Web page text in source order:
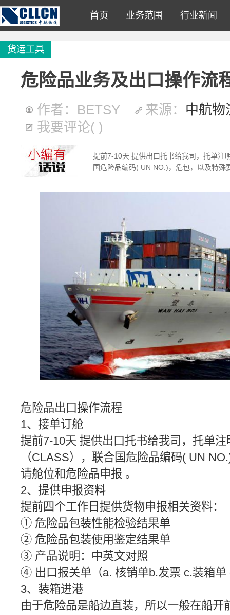
首页 业务范围 行业新闻
货运工具
危险品业务及出口操作流
作者：BETSY 来源： 中航物
我要评论( )
提前7-10天 提供出口托书给我司，托单注
国危险品编码( UN NO.)，危包，以及特
危险品出口操作流程
1、接单订舱
提前7-10天 提供出口托书给我司，托单
（CLASS），联合国危险品编码( UN
请舱位和危险品申报 。
2、提供申报资料
提前四个工作日提供货物申报相关资料：
① 危险品包装性能检验结果单
② 危险品包装使用鉴定结果单
③ 产品说明：中英文对照
④ 出口报关单（a. 核销单b.发票 c.装箱
3、装箱进港
由于危险品是船边直装，所以一般在船开